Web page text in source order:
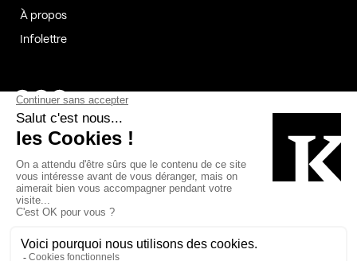
À propos
Infolettre
Page Facebook de Kollectif
Page Instagram de Kollectif
Page Linkedin de Kollectif
Bâtiment-Durable-Québec-1
Esquisses-1IRAC-1
MP-1 v2com-1